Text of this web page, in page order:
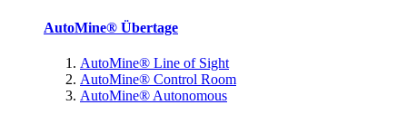
AutoMine® Übertage
AutoMine® Line of Sight
AutoMine® Control Room
AutoMine® Autonomous